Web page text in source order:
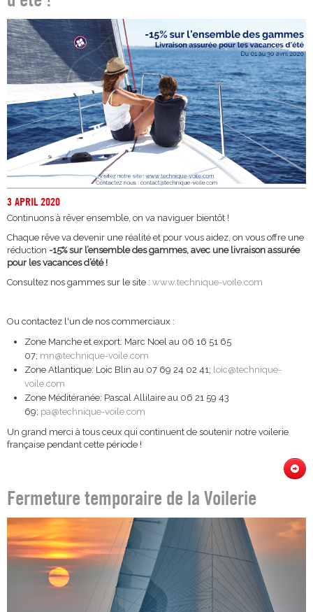
3 APRIL 2020
Continuons à rêver ensemble, on va naviguer bientôt !
Chaque rêve va devenir une réalité et pour vous aidez, on vous offre une
réduction -15% sur l’ensemble des gammes, avec une livraison assurée
pour les vacances d’été !
Consultez nos gammes sur le site : www.technique-voile.com
Ou contactez l'un de nos commerciaux :
Zone Manche et export: Marc Noel au 06 16 51 65
07; mn@technique-voile.com
Zone Atlantique: Loic Blin au 07 69 24 02 41; loic@technique-
voile.com
Zone Méditéranée: Pascal Allilaire au 06 21 59 43
69; pa@technique-voile.com
Un grand merci à tous ceux qui continuent de soutenir notre voilerie
française pendant cette période !
Fermeture temporaire de la Voilerie